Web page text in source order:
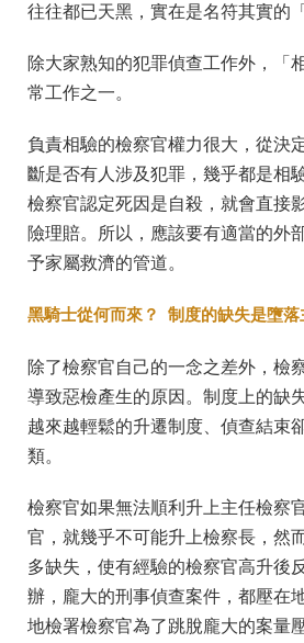
往往都已天黑，實在是名符其實的
除大家熟知的犯罪偵查工作外，「
常工作之一。
負責相驗的檢察官權力很大，從決
斷是否有人涉及犯罪，幾乎都是相
檢察官認定死因是自殺，就會直接
險理賠。所以，應該要有適當的外
予家屬救濟的管道。
黑騎士從何而來？ 制度的缺失是墮落
除了檢察官自己的一念之差外，檢
導致惡檢產生的原因。制度上的缺
越來越輕鬆的升遷制度、偵查結束
類。
檢察官如果無法順利升上主任檢察
官，就幾乎不可能升上檢察長，然
多缺失，使有經驗的檢察官高升後
辦，龐大的刑事偵查案件，都壓在
地檢署檢察官為了跳脫龐大的案量